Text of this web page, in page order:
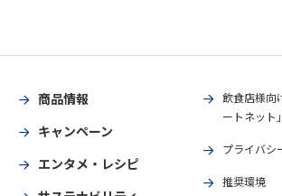
商品情報
キャンペーン
エンタメ・レシピ
飲食店様向
ートネット」
プライバシ
推奨環境